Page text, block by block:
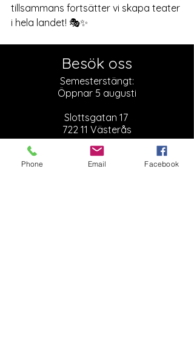
tillsammans fortsätter vi skapa teater
i hela landet! 🎭✨
Besök oss
Semesterstängt:
Öppnar 5 augusti
Slottsgatan 17
722 11 Västerås
879000-2136
Phone Email Facebook